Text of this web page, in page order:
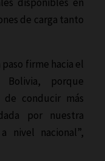
de carga tanto
firme hacia el
porque
de conducir más
por nuestra
nivel nacional”,